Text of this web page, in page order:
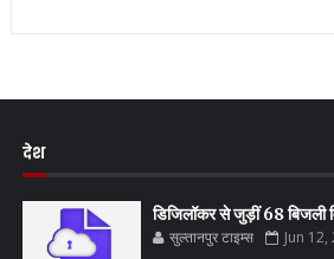
देश
डिजिलॉकर से जुड़ीं 68 बिजली
सुल्तानपुर टाइम्स Jun